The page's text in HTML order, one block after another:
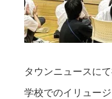
タウンニュースに
学校でのイリュー